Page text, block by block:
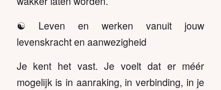
☯️ Leven en werken vanuit jouw
levenskracht en aanwezigheid
Je kent het vast. Je voelt dat er méér
mogelijk is in aanraking, in verbinding, in je